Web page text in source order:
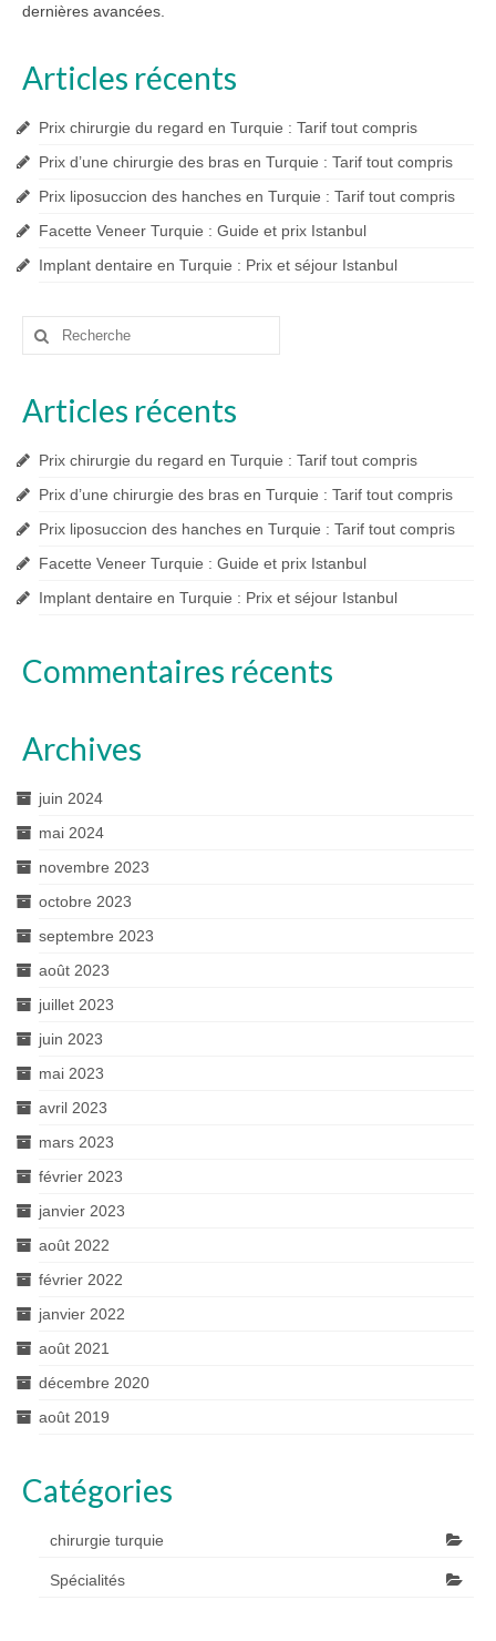
dernières avancées.
Articles récents
Prix chirurgie du regard en Turquie : Tarif tout compris
Prix d’une chirurgie des bras en Turquie : Tarif tout compris
Prix liposuccion des hanches en Turquie : Tarif tout compris
Facette Veneer Turquie : Guide et prix Istanbul
Implant dentaire en Turquie : Prix et séjour Istanbul
Rechercher
Articles récents
Prix chirurgie du regard en Turquie : Tarif tout compris
Prix d’une chirurgie des bras en Turquie : Tarif tout compris
Prix liposuccion des hanches en Turquie : Tarif tout compris
Facette Veneer Turquie : Guide et prix Istanbul
Implant dentaire en Turquie : Prix et séjour Istanbul
Commentaires récents
Archives
juin 2024
mai 2024
novembre 2023
octobre 2023
septembre 2023
août 2023
juillet 2023
juin 2023
mai 2023
avril 2023
mars 2023
février 2023
janvier 2023
août 2022
février 2022
janvier 2022
août 2021
décembre 2020
août 2019
Catégories
chirurgie turquie
Spécialités